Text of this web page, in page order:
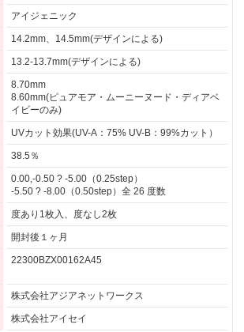
アイジェニック
14.2mm、14.5mm(デザインによる)
13.2-13.7mm(デザインによる)
8.70mm
8.60mm(ピュアモア・ムーニーヌード・ディアベ
イビーのみ)
UVカット効果(UV-A：75% UV-B：99%カット）
38.5％
0.00,-0.50 ? -5.00（0.25step）
-5.50 ? -8.00（0.50step）全 26 度数
度あり1枚入、度なし2枚
開封後１ヶ月
22300BZX00162A45
株式会社アジアネットワークス
株式会社アイセイ